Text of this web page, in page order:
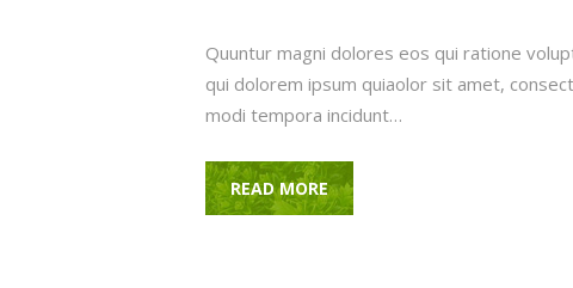
Quuntur magni dolores eos qui ratione
qui dolorem ipsum quiaolor sit amet,
modi tempora incidunt…
READ MORE